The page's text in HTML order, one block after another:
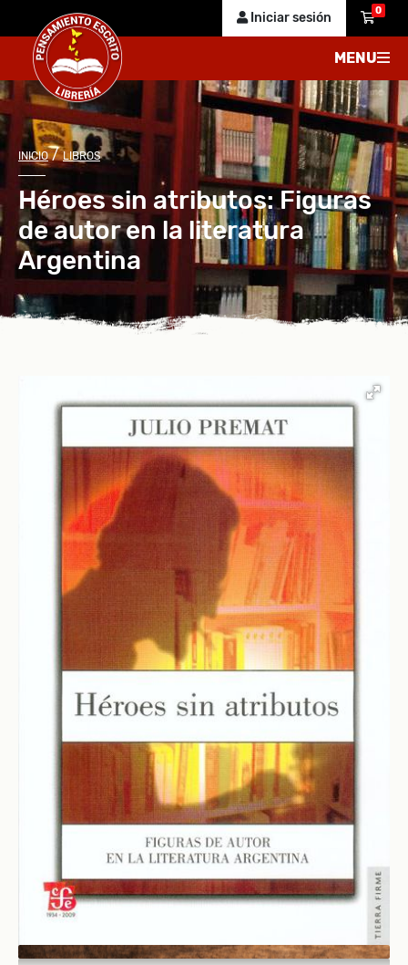
Iniciar sesión 0
MENU
INICIO/LIBROS
Héroes sin atributos: Figuras
de autor en la literatura
Argentina